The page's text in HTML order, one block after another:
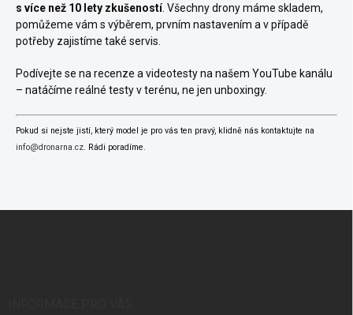
s více než 10 lety zkušeností. Všechny drony máme skladem,
pomůžeme vám s výběrem, prvním nastavením a v případě
potřeby zajistíme také servis.
Podívejte se na recenze a videotesty na našem YouTube kanálu
– natáčíme reálné testy v terénu, ne jen unboxingy.
Pokud si nejste jistí, který model je pro vás ten pravý, klidně nás kontaktujte na
info@dronarna.cz. Rádi poradíme.